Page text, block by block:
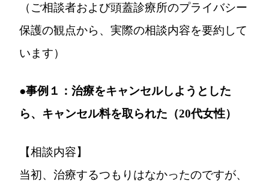
（ご相談者および頭蓋診療所のプライバシー
保護の観点から、実際の相談内容を要約して
います）
●事例１：治療をキャンセルしようとした
ら、キャンセル料を取られた（20代女性）
【相談内容】
当初、治療するつもりはなかったのですが、